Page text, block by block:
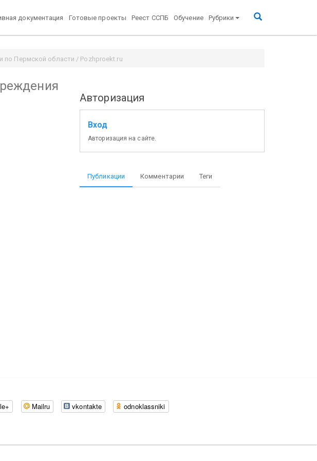
документация Готовые проекты Реест ССПБ Обучение Рубрики
Пермской области / Pozhproekt.ru
Авторизация
Вход
Авторизация на сайте.
Публикации Комментарии Теги
Mailru vkontakte odnoklassniki